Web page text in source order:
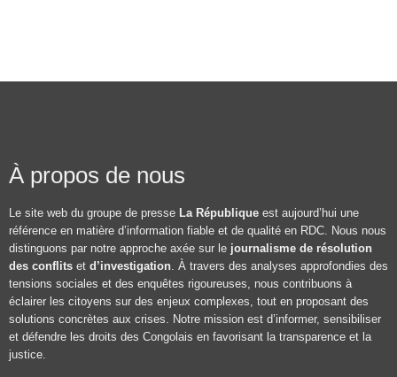
À propos de nous
Le site web du groupe de presse La République est aujourd’hui une
référence en matière d’information fiable et de qualité en RDC. Nous nous
distinguons par notre approche axée sur le journalisme de résolution
des conflits et d’investigation. À travers des analyses approfondies des
tensions sociales et des enquêtes rigoureuses, nous contribuons à
éclairer les citoyens sur des enjeux complexes, tout en proposant des
solutions concrètes aux crises. Notre mission est d’informer, sensibiliser
et défendre les droits des Congolais en favorisant la transparence et la
justice.